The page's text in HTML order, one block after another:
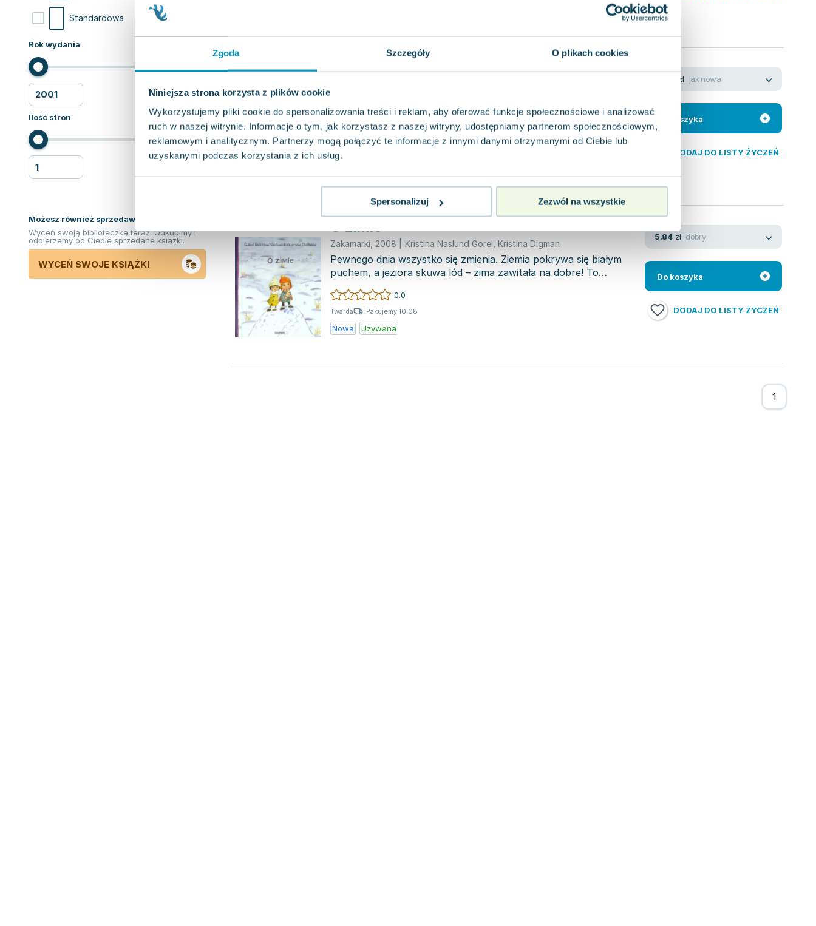
Zgoda Szczegóły O plikach cookies
Niniejsza strona korzysta z plików cookie
Wykorzystujemy pliki cookie do spersonalizowania treści i reklam, aby oferować funkcje społecznościowe i analizować
ruch w naszej witrynie. Informacje o tym, jak korzystasz z naszej witryny, udostępniamy partnerom społecznościowym,
reklamowym i analitycznym. Partnerzy mogą połączyć te informacje z innymi danymi otrzymanymi od Ciebie lub
uzyskanymi podczas korzystania z ich usług.
Spersonalizuj Zezwól na wszystkie
Standardowa
Rok wydania
Ilość stron
Możesz również sprzedawać ksiązki!
Wyceń swoją biblioteczkę teraz. Odkupimy i
odbierzemy od Ciebie sprzedane książki.
WYCEŃ SWOJE KSIĄŻKI
Raz, dwa, trzy, Piaskowy Wilk
Åsa Lind Åsa Lind Åsa Lind
pytaniami, co sprawia, że świetnie dogaduje się z Karusią. Razem
e...
0.0
Twarda
zł jak nowa
Do koszyka
DODAJ DO LISTY ŻYCZEŃ
O zimie
Zakamarki 2008 Kristina Naslund Gorel Kristina Digman
Pewnego dnia wszystko się zmienia. Ziemia pokrywa się białym
puchem, a jeziora skuwa lód – zima zawitała na dobre! To
fascynująca...
0.0
Twarda Pakujemy 10.08
Nowa Używana
5.84 zł dobry
Do koszyka
DODAJ DO LISTY ŻYCZEŃ